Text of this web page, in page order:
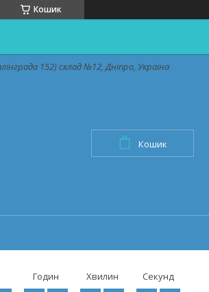
Кошик
152) склад №12, Дніпро, Україна
Кошик
Годин Хвилин Секунд